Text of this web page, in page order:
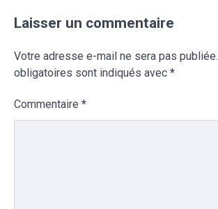
Laisser un commentaire
Votre adresse e-mail ne sera pas publiée.
obligatoires sont indiqués avec *
Commentaire *